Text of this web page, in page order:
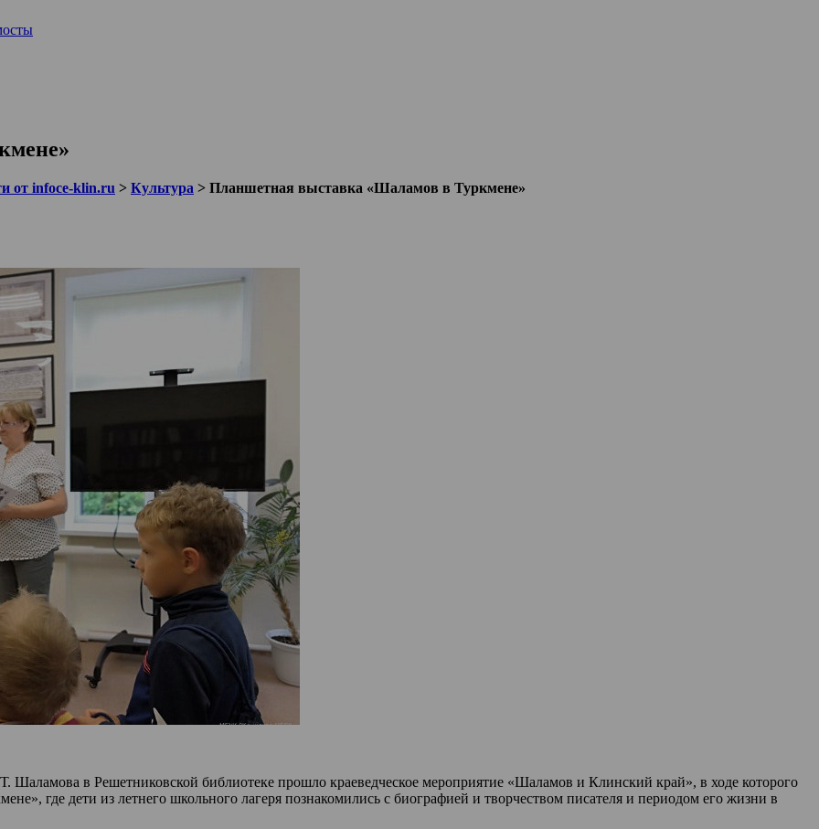
от infoce-klin.ru > Культура > Планшетная выставка «Шаламов в Туркмене»
Шаламова в Решетниковской библиотеке прошло краеведческое мероприятие «Шаламов и Клинский край», в ходе которого
где дети из летнего школьного лагеря познакомились с биографией и творчеством писателя и периодом его жизни в